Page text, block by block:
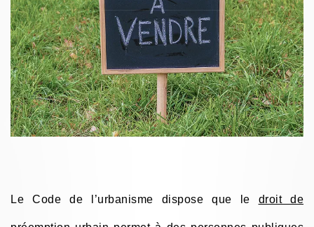
Le Code de l’urbanisme dispose que le droit de